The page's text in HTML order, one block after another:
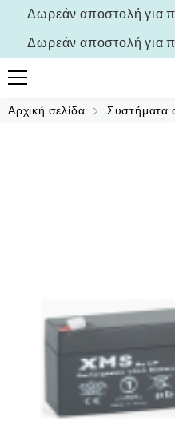
Δωρεάν αποστολή για
Δωρεάν αποστολή για
Αρχική σελίδα Συστήματα